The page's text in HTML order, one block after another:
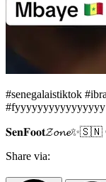
#senegalaistiktok
#fyyyyyyyyyyyyyyyy
Share via: